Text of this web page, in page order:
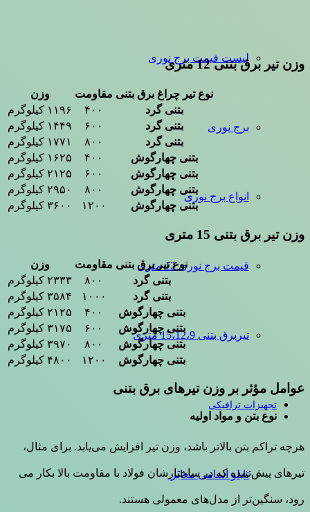
لیست قیمت برج نوری
برج نوری
انواع برج نوری
قیمت برج نوری 12 متری
تیربرق بتنی 15،12،9 متری
تجهیزات ترافیکی
تابلو اسامی معابر
وزن تیر برق بتنی 12 متری
نوع تیر چراغ برق بتنی مقاومت
وزن
بتنی گرد
۴۰۰
۱۱۹۶ کیلوگرم
بتنی گرد
۶۰۰
۱۴۴۹ کیلوگرم
بتنی گرد
۸۰۰
۱۷۷۱ کیلوگرم
بتنی چهارگوش
۴۰۰
۱۶۲۵ کیلوگرم
بتنی چهارگوش
۶۰۰
۲۱۲۵ کیلوگرم
بتنی چهارگوش
۸۰۰
۲۹۵۰ کیلوگرم
بتنی چهارگوش
۱۲۰۰ ۳۶۰۰ کیلوگرم
وزن تیر برق بتنی 15 متری
نوع تیر برق بتنی مقاومت
وزن
بتنی گرد
۸۰۰
۲۳۳۳ کیلوگرم
بتنی گرد
۱۰۰۰
۳۵۸۴ کیلوگرم
بتنی چهارگوش
۴۰۰
۲۱۲۵ کیلوگرم
بتنی چهارگوش
۶۰۰
۳۱۷۵ کیلوگرم
بتنی چهارگوش
۸۰۰
۳۹۷۰ کیلوگرم
بتنی چهارگوش
۱۲۰۰ ۴۸۰۰ کیلوگرم
عوامل مؤثر بر وزن تیرهای برق بتنی
نوع بتن و مواد اولیه
هرچه تراکم بتن بالاتر باشد، وزن تیر افزایش می‌یابد. برای مثال،
تیرهای پیش‌تنیده که در ساختارشان فولاد با مقاومت بالا بکار می
رود، سنگین‌تر از مدل‌های معمولی هستند.